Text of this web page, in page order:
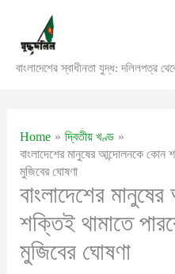
content
বাংলাদেশের স্বাধীনতা যুদ্ধ: দলিলপত্র
Home
দ্বিতীয় খণ্ড
বাংলাদেশের মানুষের আন্দোলনকে কোন
মুজিবের ঘোষণা
বাংলাদেশের
শক্তিই থামাতে
মুজিবের ঘোষণা